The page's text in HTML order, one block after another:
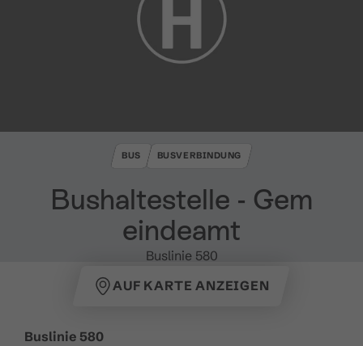
Bushaltestelle ​-​ Gem
eindeamt
BUS BUSVERBINDUNG
Buslinie 580
AUF KARTE ANZEIGEN
Buslinie 580